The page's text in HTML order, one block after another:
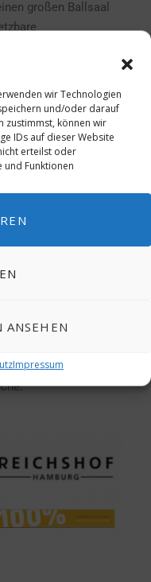
wir Technologien
und/oder darauf
zustimmst, können wir
IDs auf dieser Website
erteilst oder
und Funktionen
ANSEHEN
Impressum
großen Ballsaal
sind mit dem
Team unterstützt,
Menüs und
des Frankfurt
Angebot. Mit zwei
wählen –
Küche bis hin zu
Marriott Hotel